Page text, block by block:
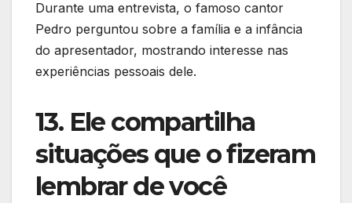
Durante uma entrevista, o famoso cantor
Pedro perguntou sobre a família e a infância
do apresentador, mostrando interesse nas
experiências pessoais dele.
13. Ele compartilha
situações que o fizeram
lembrar de você